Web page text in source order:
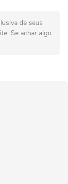
de seus
Se achar algo